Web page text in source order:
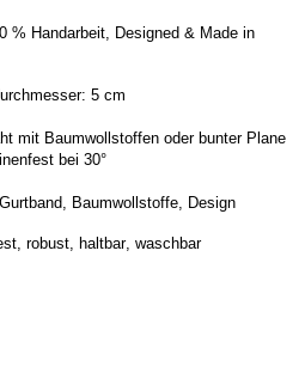
% Handarbeit, Designed & Made in
5 cm
mit Baumwollstoffen oder bunter Plane
bei 30°
Baumwollstoffe, Design
robust, haltbar, waschbar